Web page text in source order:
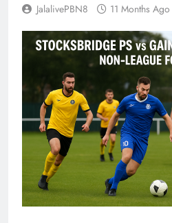
JalalivePBN8 11 Months Ago